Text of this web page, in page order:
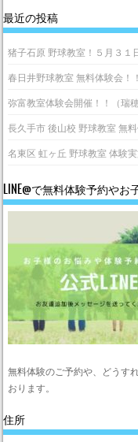
最近の投稿
猪子石原 野球教室！５月３１
春日井野球教室 無料体験会！！
弥富教室体験会開催！！（瑞
長久手市 後山校 野球教室 無
名東区 虹ヶ丘 野球教室 体験実
LINE@で無料体験予約やお
無料体験のご予約や、どうす
おります。
住所